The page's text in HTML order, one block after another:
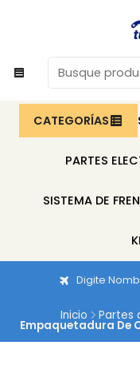
CATEGORÍAS
PARTES
SISTEMA DE
Digite
Inicio Partes
Empaquetadura De